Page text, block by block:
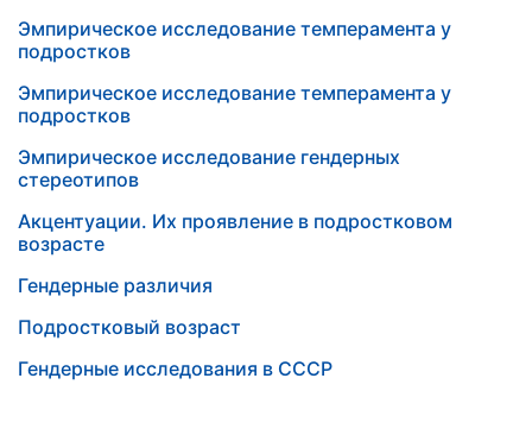
Эмпирическое исследование темперамента у
подростков
Эмпирическое исследование темперамента у
подростков
Эмпирическое исследование гендерных
стереотипов
Акцентуации. Их проявление в подростковом
возрасте
Гендерные различия
Подростковый возраст
Гендерные исследования в СССР